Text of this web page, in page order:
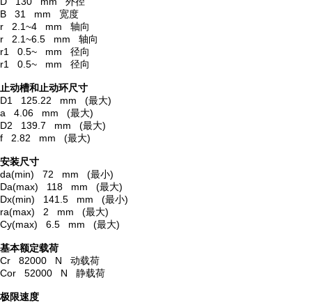
B 31 mm 宽度
r 2.1~4 mm 轴向
r 2.1~6.5 mm 轴向
r1 0.5~ mm 径向
r1 0.5~ mm 径向
止动槽和止动环尺寸
D1 125.22 mm (最大)
a 4.06 mm (最大)
D2 139.7 mm (最大)
f 2.82 mm (最大)
安装尺寸
da(min) 72 mm (最小)
Da(max) 118 mm (最大)
Dx(min) 141.5 mm (最小)
ra(max) 2 mm (最大)
Cy(max) 6.5 mm (最大)
基本额定载荷
Cr 82000 N 动载荷
Cor 52000 N 静载荷
极限速度